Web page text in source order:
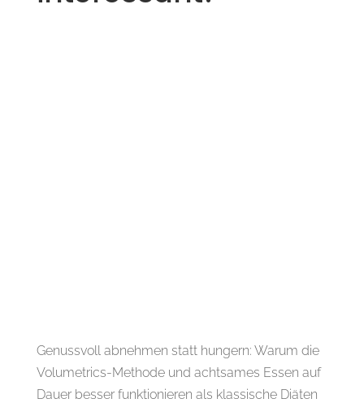
Genussvoll abnehmen statt hungern: Warum die
Volumetrics-Methode und achtsames Essen auf
Dauer besser funktionieren als klassische Diäten